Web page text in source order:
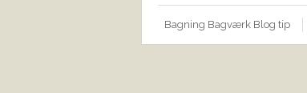
Bagning Bagværk Blog tip